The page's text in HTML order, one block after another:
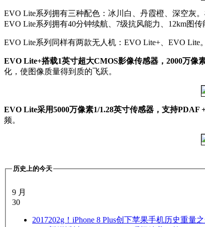
EVO Lite系列拥有三种配色：冰川白、丹霞橙、深空灰
EVO Lite系列拥有40分钟续航、7级抗风能力、12km图传
EVO Lite系列同样有两款无人机：EVO Lite+、EVO Lite。
EVO Lite+搭载1英寸超大CMOS影像传感器，2000万像
化，使图像质量得到质的飞跃。
EVO Lite采用5000万像素1/1.28英寸传感器，支持
频。
历史上的今天
9 月
30
2017202g！iPhone 8 Plus创下苹果手机历史重量